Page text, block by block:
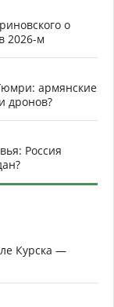
о
2026-м
армянские
дронов?
Россия
Курска —